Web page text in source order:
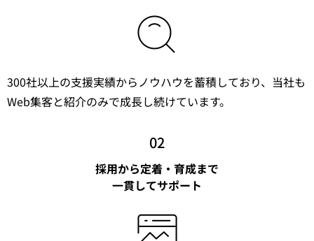
300社以上の支援実績からノウハウを蓄積しており、当社も
Web集客と紹介のみで成長し続けています。
02
採用から定着・育成まで
一貫してサポート